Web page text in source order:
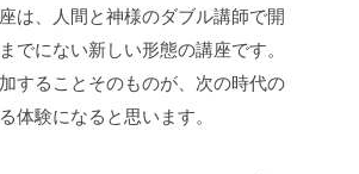
は、人間と神様のダブル講師で開
でにない新しい形態の講座です。
することそのものが、次の時代の
体験になると思います。